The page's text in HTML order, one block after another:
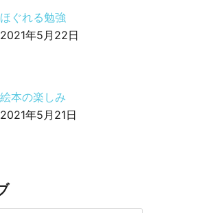
ほぐれる勉強
2021年5月22日
絵本の楽しみ
2021年5月21日